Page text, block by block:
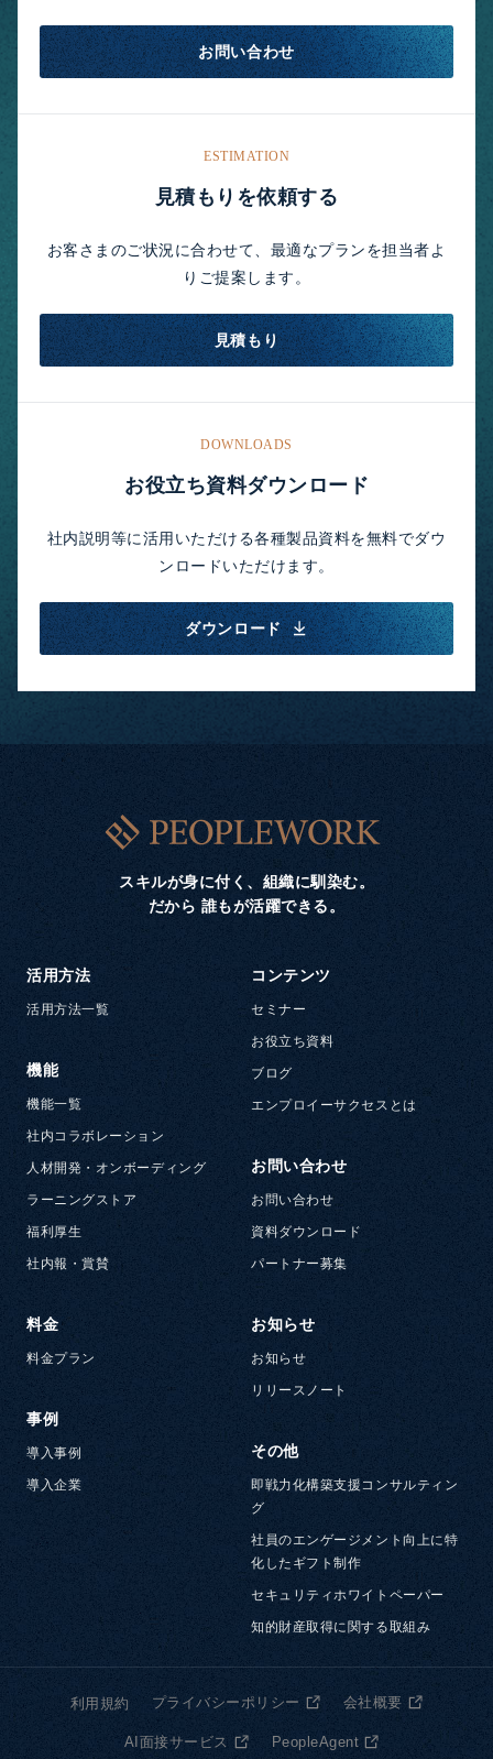
お問い合わせ
ESTIMATION
見積もりを依頼する
お客さまのご状況に合わせて、最適なプランを担当者よ
りご提案します。
見積もり
DOWNLOADS
お役立ち資料ダウンロード
社内説明等に活用いただける各種製品資料を無料でダウ
ンロードいただけます。
ダウンロード
スキルが身に付く、組織に馴染む。
だから 誰もが活躍できる。
活用方法
活用方法一覧
機能
機能一覧
社内コラボレーション
人材開発・オンボーディング
ラーニングストア
福利厚生
社内報・賞賛
料金
料金プラン
事例
導入事例
導入企業
コンテンツ
セミナー
お役立ち資料
ブログ
エンプロイーサクセスとは
お問い合わせ
お問い合わせ
資料ダウンロード
パートナー募集
お知らせ
お知らせ
リリースノート
その他
即戦力化構築支援コンサルティン
グ
社員のエンゲージメント向上に特
化したギフト制作
セキュリティホワイトペーパー
知的財産取得に関する取組み
利用規約 プライバシーポリシー 会社概要
AI面接サービス PeopleAgent